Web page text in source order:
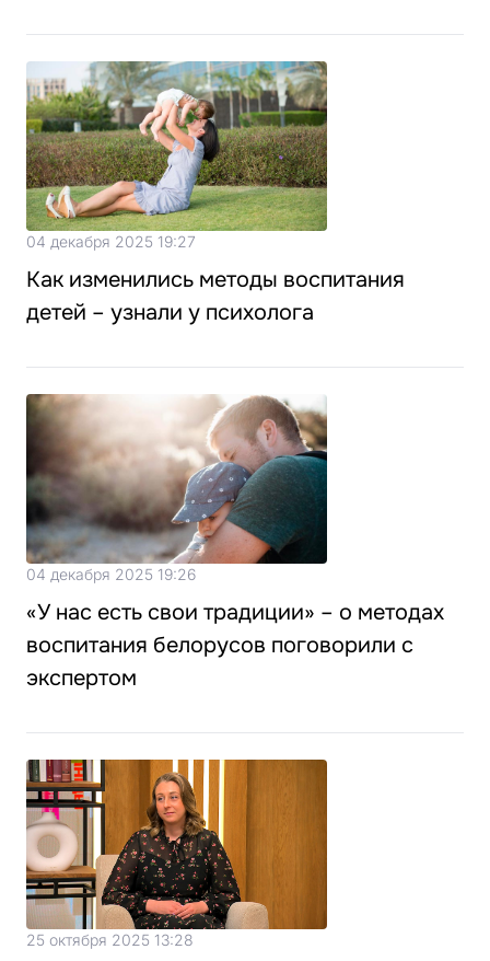
04 декабря 2025 19:27
Как изменились методы воспитания
детей – узнали у психолога
04 декабря 2025 19:26
«У нас есть свои традиции» – о методах
воспитания белорусов поговорили с
экспертом
25 октября 2025 13:28